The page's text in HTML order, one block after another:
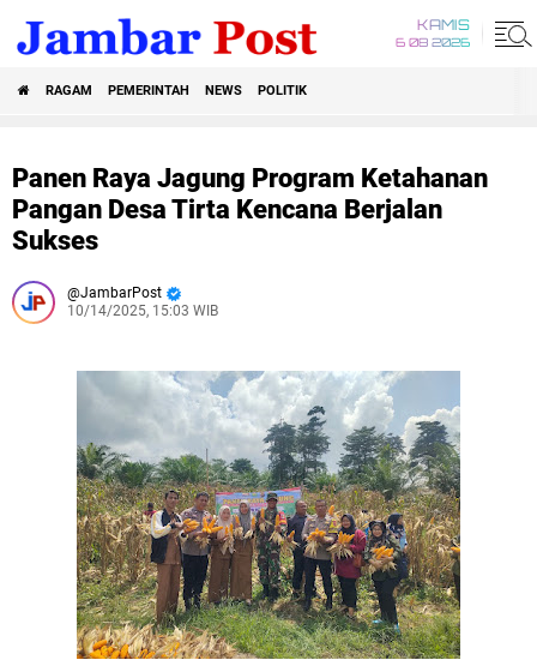
KAMIS
6 08 2026
RAGAM PEMERINTAH NEWS POLITIK
Panen Raya Jagung Program Ketahanan
Pangan Desa Tirta Kencana Berjalan
Sukses
JambarPost
10/14/2025, 15:03 WIB